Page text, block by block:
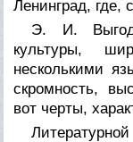
Ленинград, где,
Э. И.
культуры,
несколькими
скромность,
вот черты,